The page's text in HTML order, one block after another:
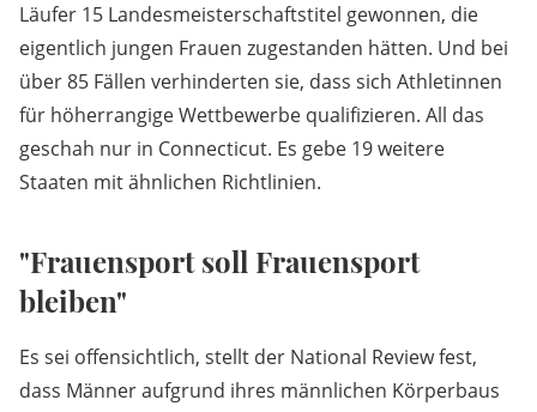
Läufer 15 Landesmeisterschaftstitel gewonnen, die
eigentlich jungen Frauen zugestanden hätten. Und bei
über 85 Fällen verhinderten sie, dass sich Athletinnen
für höherrangige Wettbewerbe qualifizieren. All das
geschah nur in Connecticut. Es gebe 19 weitere
Staaten mit ähnlichen Richtlinien.
"Frauensport soll Frauensport
bleiben"
Es sei offensichtlich, stellt der National Review fest,
dass Männer aufgrund ihres männlichen Körperbaus